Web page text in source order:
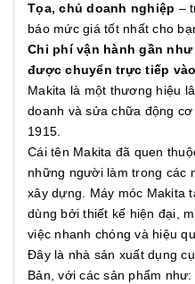
Tọa, chủ doanh nghiệp –
báo mức giá tốt nhất cho
Chi phí vận hành gần
được chuyển trực tiếp
Makita là một thương hiệu
doanh và sửa chữa động
1915.
Cái tên Makita đã quen
những người làm trong các
xây dựng. Máy móc Makita
dùng bởi thiết kế hiện đại,
việc nhanh chóng và hiệu
Đây là nhà sản xuất dụng
Bản, với các sản phẩm